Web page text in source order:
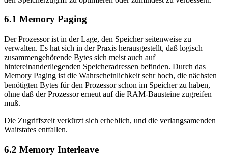
6.1 Memory Paging
Der Prozessor ist in der Lage, den Speicher seitenweise zu
verwalten. Es hat sich in der Praxis herausgestellt, daß logisch
zusammengehörende Bytes sich meist auch auf
hintereinanderliegenden Speicheradressen befinden. Durch das
Memory Paging ist die Wahrscheinlichkeit sehr hoch, die nächsten
benötigten Bytes für den Prozessor schon im Speicher zu haben,
ohne daß der Prozessor erneut auf die RAM-Bausteine zugreifen
muß.
Die Zugriffszeit verkürzt sich erheblich, und die verlangsamenden
Waitstates entfallen.
6.2 Memory Interleave